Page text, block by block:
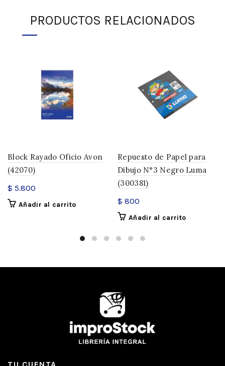
PRODUCTOS RELACIONADOS
Block Rayado Oficio Avon
(42070)
$ 5.800
Añadir al carrito
Repuesto de Papel para
Dibujo N°3 Negro Luma
(300381)
$ 800
Añadir al carrito